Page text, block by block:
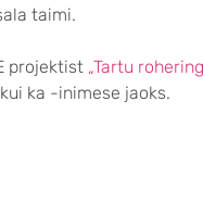
taimi.
projektist „Tartu
ka -inimese jaoks.